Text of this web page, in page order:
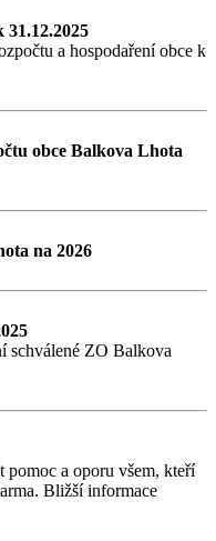
a hospodaření obce k
obce Balkova Lhota
na 2026
schválené ZO Balkova
a oporu všem, kteří
Bližší informace